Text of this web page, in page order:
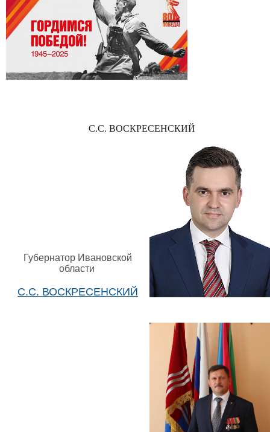
С.С. ВОСКРЕСЕНСКИЙ
Губернатор Ивановской
области
С.С. ВОСКРЕСЕНСКИЙ